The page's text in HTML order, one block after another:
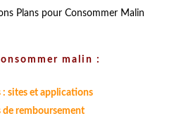
malin :
: sites et applications
de remboursement